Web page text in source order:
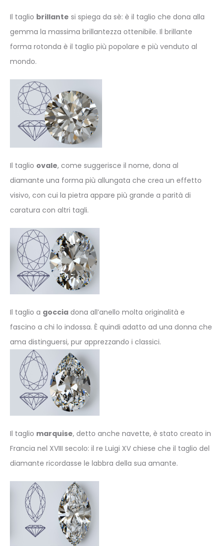
Il taglio brillante si spiega da sè: è il taglio che dona alla
gemma la massima brillantezza ottenibile. Il brillante
forma rotonda è il taglio più popolare e più venduto al
mondo.
Il taglio ovale, come suggerisce il nome, dona al
diamante una forma più allungata che crea un effetto
visivo, con cui la pietra appare più grande a parità di
caratura con altri tagli.
Il taglio a goccia dona all’anello molta originalità e
fascino a chi lo indossa. È quindi adatto ad una donna che
ama distinguersi, pur apprezzando i classici.
Il taglio marquise, detto anche navette, è stato creato in
Francia nel XVIII secolo: il re Luigi XV chiese che il taglio del
diamante ricordasse le labbra della sua amante.